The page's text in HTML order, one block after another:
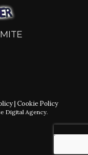
| Cookie Policy
Digital Agency.